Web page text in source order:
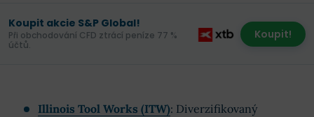
Koupit akcie S&P Global!
Při obchodování CFD ztrácí peníze 77 %
účtů.
Koupit!
Illinois Tool Works (ITW): Diverzifikovaný